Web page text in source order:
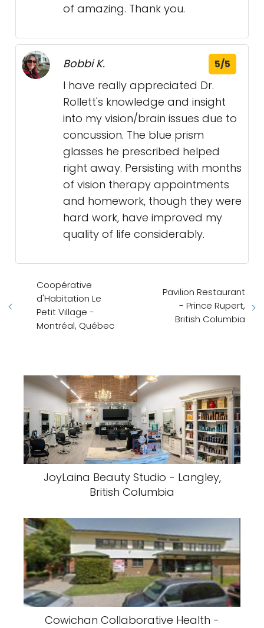
of amazing. Thank you.
Bobbi K. 5/5
I have really appreciated Dr.
Rollett's knowledge and insight
into my vision/brain issues due to
concussion. The blue prism
glasses he prescribed helped
right away. Persisting with months
of vision therapy appointments
and homework, though they were
hard work, have improved my
quality of life considerably.
Coopérative
d'Habitation Le
Petit Village -
Montréal, Québec
Pavilion Restaurant
- Prince Rupert,
British Columbia
JoyLaina Beauty Studio - Langley,
British Columbia
Cowichan Collaborative Health -